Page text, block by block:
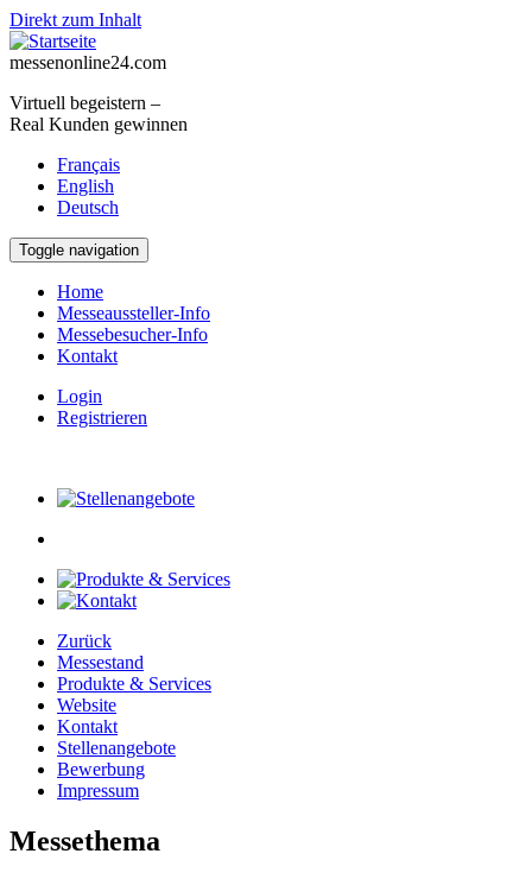
Direkt zum Inhalt
messenonline24.com
Virtuell begeistern –
Real Kunden gewinnen
Français
English
Deutsch
Toggle navigation
Home
Messeaussteller-Info
Messebesucher-Info
Kontakt
Login
Registrieren
Zurück
Messestand
Produkte & Services
Website
Kontakt
Stellenangebote
Bewerbung
Impressum
Messethema